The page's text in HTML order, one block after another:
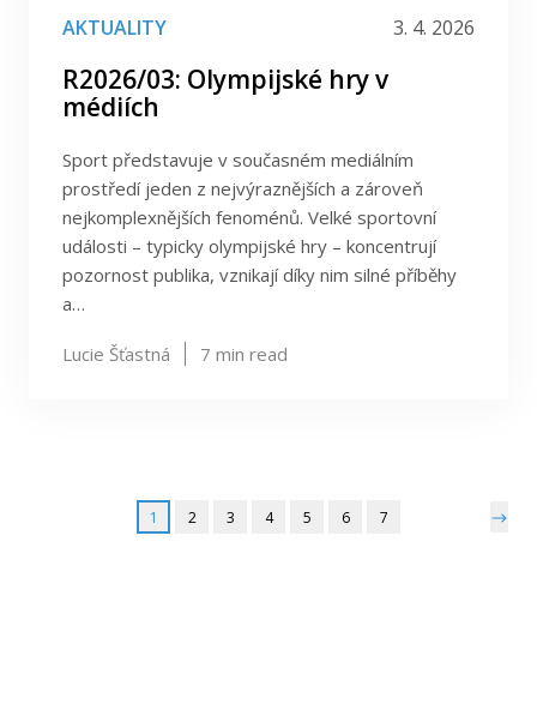
AKTUALITY 3. 4. 2026
R2026/03: Olympijské hry v
médiích
Sport představuje v současném mediálním
prostředí jeden z nejvýraznějších a zároveň
nejkomplexnějších fenoménů. Velké sportovní
události – typicky olympijské hry – koncentrují
pozornost publika, vznikají díky nim silné příběhy
a…
Lucie Šťastná 7 min read
1 2 3 4 5 6 7